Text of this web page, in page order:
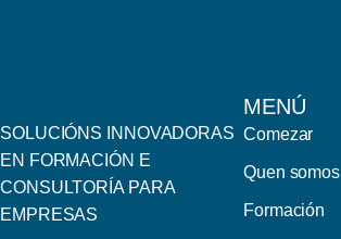
SOLUCIÓNS INNOVADORAS
EN FORMACIÓN E
CONSULTORÍA PARA
EMPRESAS
MENÚ
Comezar
Quen somos
Formación